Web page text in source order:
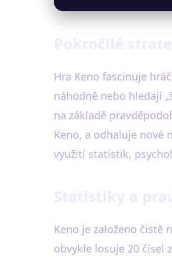
Hra Keno fascinuje
náhodně nebo hledají
na základě
Keno, a odhaluje nové
využití statistik,
Keno je založeno čistě
obvykle losuje 20 čísel